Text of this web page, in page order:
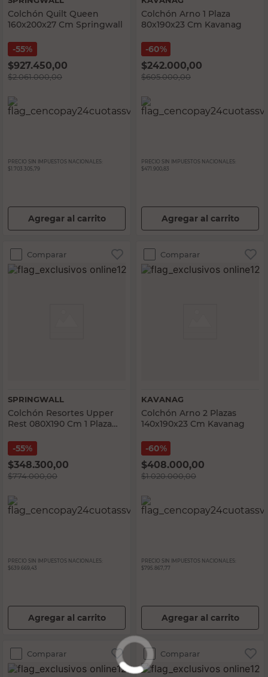
Colchón Quilt Queen
160x200x27 Cm Springwall
55%
$927.450,00
$2.061.000,00
PRECIO SIN IMPUESTOS NACIONALES:
$1.703.305,79
Agregar al carrito
Colchón Arno 1 Plaza
80x190x23 Cm Kavanag
60%
$242.000,00
$605.000,00
PRECIO SIN IMPUESTOS NACIONALES:
$471.900,83
Agregar al carrito
Comparar
SPRINGWALL
Colchón Resortes Upper
Rest 080X190 Cm 1 Plaza
55%
$348.300,00
$774.000,00
PRECIO SIN IMPUESTOS NACIONALES:
$639.669,43
Agregar al carrito
Comparar
KAVANAG
Colchón Arno 2 Plazas
140x190x23 Cm Kavanag
60%
$408.000,00
$1.020.000,00
PRECIO SIN IMPUESTOS NACIONALES:
$795.867,77
Agregar al carrito
Comparar Comparar